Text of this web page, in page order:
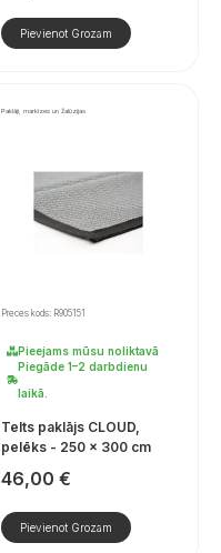
Pievienot Grozam
Paklāji, markīzes un žalūzijas
Preces kods: R905151
Pieejams mūsu noliktavā
Piegāde 1–2 darbdienu
laikā.
Telts paklājs CLOUD,
pelēks - 250 × 300 cm
46,00 €
Pievienot Grozam